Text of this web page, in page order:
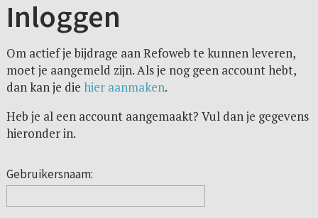
Inloggen
Om actief je bijdrage aan Refoweb te kunnen leveren,
moet je aangemeld zijn. Als je nog geen account hebt,
dan kan je die hier aanmaken.
Heb je al een account aangemaakt? Vul dan je gegevens
hieronder in.
Gebruikersnaam: